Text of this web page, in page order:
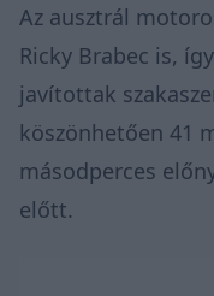
Az ausztrál
Ricky Brabec is,
javítottak
köszönhetően 41
másodperces
előtt.